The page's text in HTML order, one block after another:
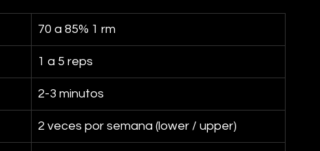
70 a 85% 1 rm
1 a 5 reps
2-3 minutos
2 veces por semana (lower / upper)